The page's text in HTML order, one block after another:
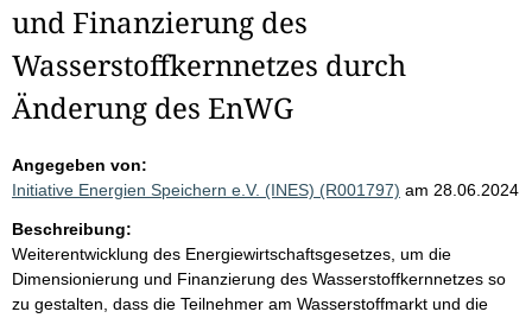
und Finanzierung des
Wasserstoffkernnetzes durch
Änderung des EnWG
Angegeben von:
Initiative Energien Speichern e.V. (INES) (R001797) am 28.06.2024
Beschreibung:
Weiterentwicklung des Energiewirtschaftsgesetzes, um die
Dimensionierung und Finanzierung des Wasserstoffkernnetzes so
zu gestalten, dass die Teilnehmer am Wasserstoffmarkt und die